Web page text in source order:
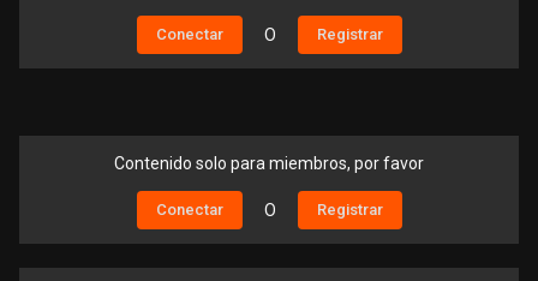
Conectar O Registrar
Contenido solo para miembros, por favor
Conectar O Registrar